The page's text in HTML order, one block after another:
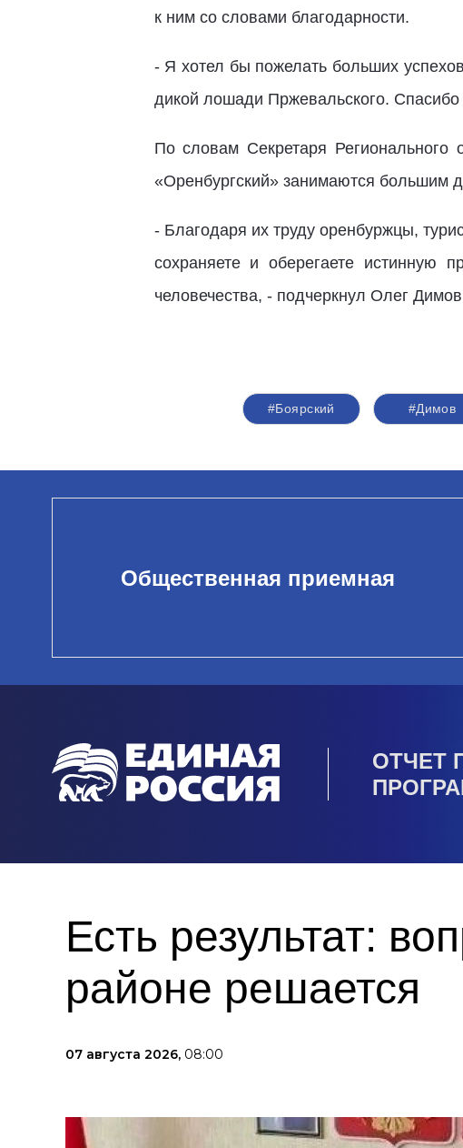
к ним со словами благодарности.
- Я хотел бы пожелать больших
дикой лошади Пржевальского.
По словам Секретаря Регионального
«Оренбургский» занимаются большим
- Благодаря их труду оренбуржцы,
сохраняете и оберегаете
человечества, - подчеркнул Олег
#Боярский #Димов
Общественная приемная
ОТЧЕТ
Есть результат:
районе решается
07 августа 2026, 08:00